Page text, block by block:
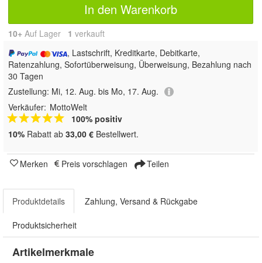
In den Warenkorb
10+ Auf Lager 1 verkauft
, Lastschrift, Kreditkarte, Debitkarte,
Ratenzahlung, Sofortüberweisung, Überweisung, Bezahlung nach
30 Tagen
Zustellung: Mi, 12. Aug. bis Mo, 17. Aug.
Verkäufer: MottoWelt
100% positiv
10% Rabatt ab 33,00 € Bestellwert.
Merken Preis vorschlagen Teilen
Produktdetails Zahlung, Versand & Rückgabe
Produktsicherheit
Artikelmerkmale